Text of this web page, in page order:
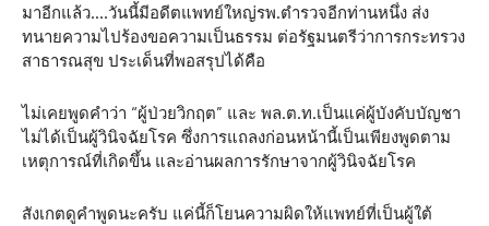
มาอีกแล้ว….วันนี้มีอดีตแพทย์ใหญ่รพ.ตำรวจอีกท่านหนึ่ง ส่ง
ทนายความไปร้องขอความเป็นธรรม ต่อรัฐมนตรีว่าการกระทรวง
สาธารณสุข ประเด็นที่พอสรุปได้คือ
ไม่เคยพูดคำว่า “ผู้ป่วยวิกฤต” และ พล.ต.ท.เป็นแค่ผู้บังคับบัญชา
ไม่ได้เป็นผู้วินิจฉัยโรค ซึ่งการแถลงก่อนหน้านี้เป็นเพียงพูดตาม
เหตุการณ์ที่เกิดขึ้น และอ่านผลการรักษาจากผู้วินิจฉัยโรค
สังเกตดูคำพูดนะครับ แค่นี้ก็โยนความผิดให้แพทย์ที่เป็นผู้ใต้